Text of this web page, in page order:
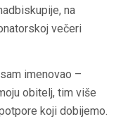
na
večeri
imenovao –
obitelj, tim više
koji dobijemo.